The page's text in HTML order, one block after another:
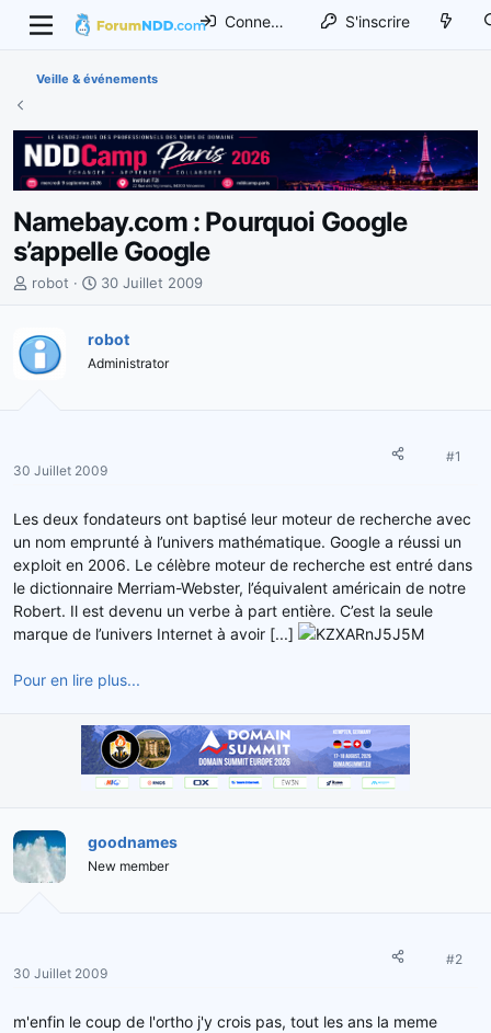
Connexion S'inscrire
Veille & événements
Namebay.com : Pourquoi Google
s’appelle Google
I
t
i
r
e
a
d
i
s
u
robot
D
e
d
u
30 Juillet 2009
robot
Administrator
30 Juillet 2009
#1
Les deux fondateurs ont baptisé leur moteur de recherche avec
un nom emprunté à l’univers mathématique. Google a réussi un
exploit en 2006. Le célèbre moteur de recherche est entré dans
le dictionnaire Merriam-Webster, l’équivalent américain de notre
Robert. Il est devenu un verbe à part entière. C’est la seule
marque de l’univers Internet à avoir [...]
Pour en lire plus...
goodnames
New member
30 Juillet 2009
#2
m'enfin le coup de l'ortho j'y crois pas, tout les ans la meme